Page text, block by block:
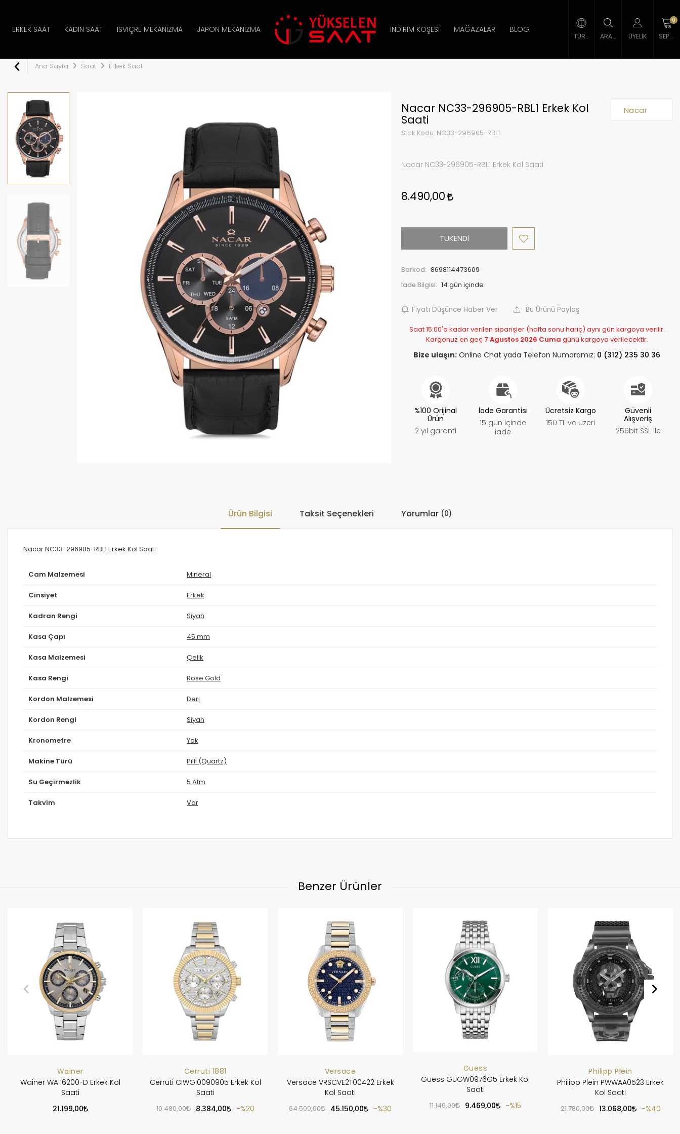
ERKEK SAAT KADIN SAAT İSVIÇRE MEKANIZMA JAPON MEKANIZMA İNDIRIM KÖŞESI MAĞAZALAR BLOG
ÜYELIK
0
Ana Sayfa Saat Erkek Saat
Nacar
Nacar NC33-296905-RBL1 Erkek Kol
Saati
Stok Kodu: NC33-296905-RBL1
Nacar NC33-296905-RBL1 Erkek Kol Saati
8.490,00
TÜKENDİ
Barkod: 8698114473609
İade Bilgisi:
Fiyatı Düşünce Haber Ver Bu Ürünü Paylaş
Saat 15:00'a kadar verilen siparişler (hafta sonu hariç) aynı gün kargoya verilir.
Kargonuz en geç 7 Agustos 2026 Cuma günü kargoya verilecektir.
Bize ulaşın: Online Chat yada Telefon Numaramız: 0 (312) 235 30 36
%100 Orijinal
Ürün
2 yıl garanti
İade Garantisi
15 gün içinde
iade
Ücretsiz Kargo
150 TL ve üzeri
Güvenli
Alışveriş
256bit SSL ile
Ürün Bilgisi Taksit Seçenekleri Yorumlar (0)
Nacar NC33-296905-RBL1 Erkek Kol Saati
Cam Malzemesi Mineral
Cinsiyet Erkek
Kadran Rengi Siyah
Kasa Çapı 45 mm
Kasa Malzemesi Çelik
Kasa Rengi Rose Gold
Kordon Malzemesi Deri
Kordon Rengi Siyah
Kronometre Yok
Makine Türü Pilli (Quartz)
Su Geçirmezlik 5 Atm
Takvim Var
Benzer Ürünler
Wainer
Wainer WA.16200-D Erkek Kol
Saati
21.199,00
Cerruti 1881
Cerruti CIWGI0090905 Erkek Kol
Saati
10.480,00 8.384,00 %20
Versace
Versace VRSCVE2T00422 Erkek
Kol Saati
64.500,00 45.150,00 %30
Guess
Guess GUGW0976G5 Erkek Kol
Saati
11.140,00 9.469,00 %15
Philipp Plein
Philipp Plein PWWAA0523 Erkek
Kol Saati
21.780,00 13.068,00 %40